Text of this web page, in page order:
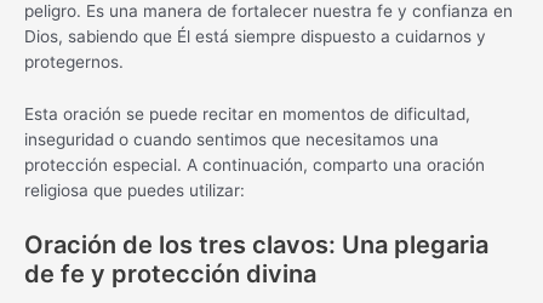
peligro. Es una manera de fortalecer nuestra fe y confianza en
Dios, sabiendo que Él está siempre dispuesto a cuidarnos y
protegernos.
Esta oración se puede recitar en momentos de dificultad,
inseguridad o cuando sentimos que necesitamos una
protección especial. A continuación, comparto una oración
religiosa que puedes utilizar:
Oración de los tres clavos: Una plegaria
de fe y protección divina